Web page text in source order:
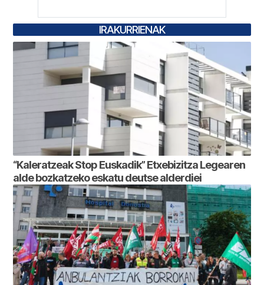
IRAKURRIENAK
“Kaleratzeak Stop Euskadik” Etxebizitza Legearen
alde bozkatzeko eskatu deutse alderdiei